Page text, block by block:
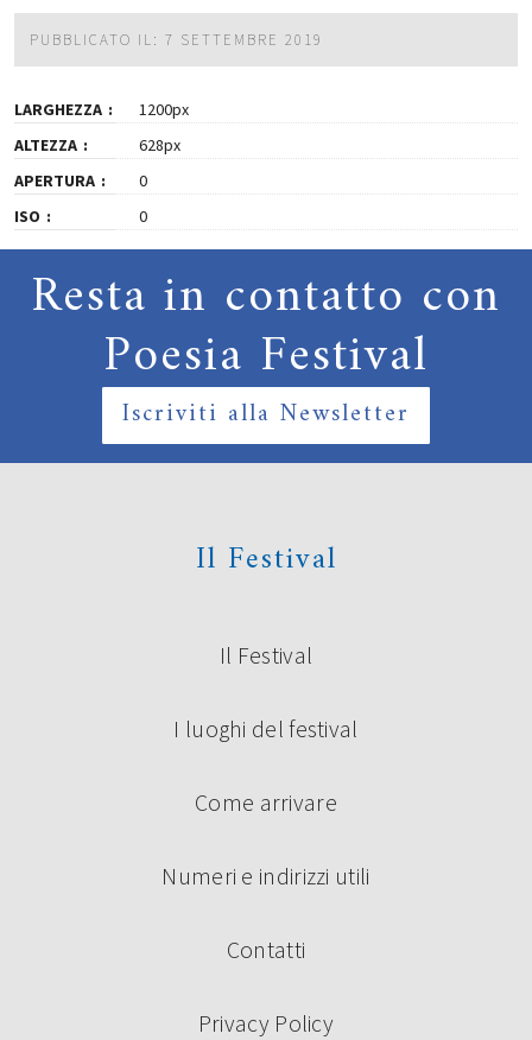
PUBBLICATO IL: 7 SETTEMBRE 2019
LARGHEZZA
1200px
ALTEZZA
628px
APERTURA
0
ISO
0
Resta in contatto con
Poesia Festival
Iscriviti alla Newsletter
Il Festival
Il Festival
I luoghi del festival
Come arrivare
Numeri e indirizzi utili
Contatti
Privacy Policy